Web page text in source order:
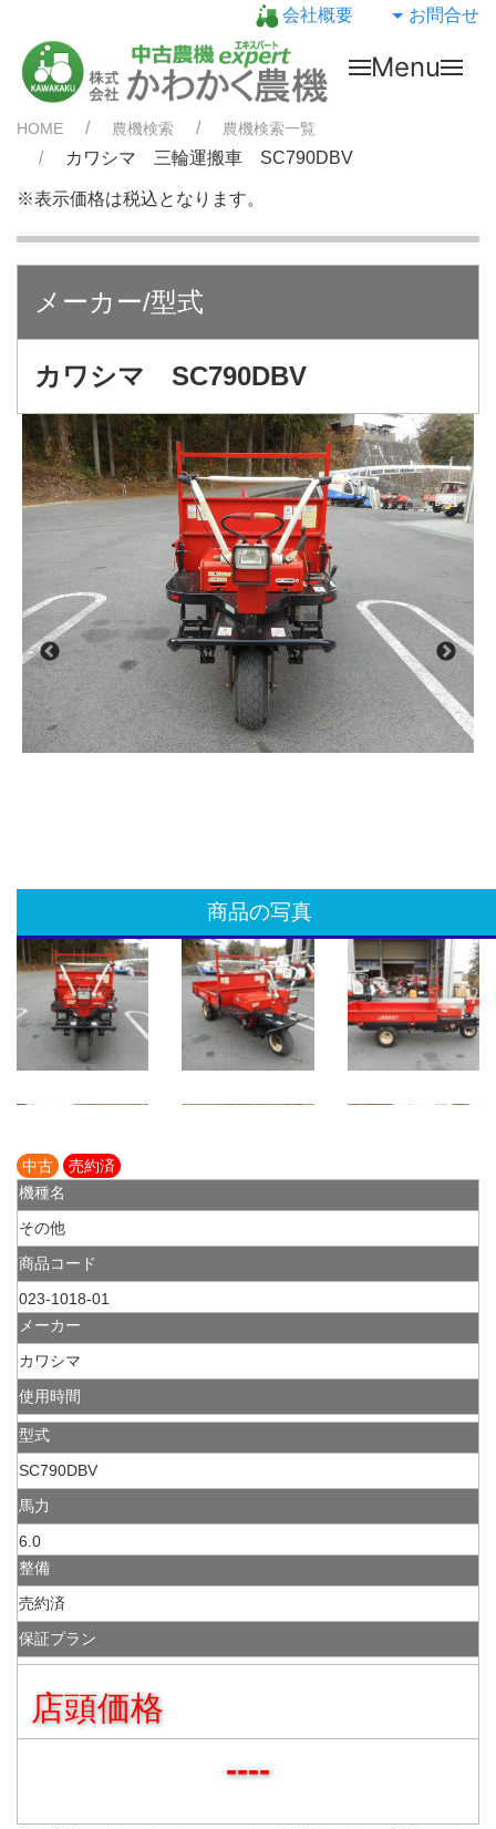
会社概要 お問合せ
Menu
HOME 農機検索 農機検索一覧
カワシマ 三輪運搬車 SC790DBV
※表示価格は税込となります。
メーカー/型式
カワシマ SC790DBV
商品の写真
中古
売約済
機種名
その他
商品コード
023-1018-01
メーカー
カワシマ
使用時間
型式
SC790DBV
馬力
6.0
整備
売約済
保証プラン
店頭価格
----